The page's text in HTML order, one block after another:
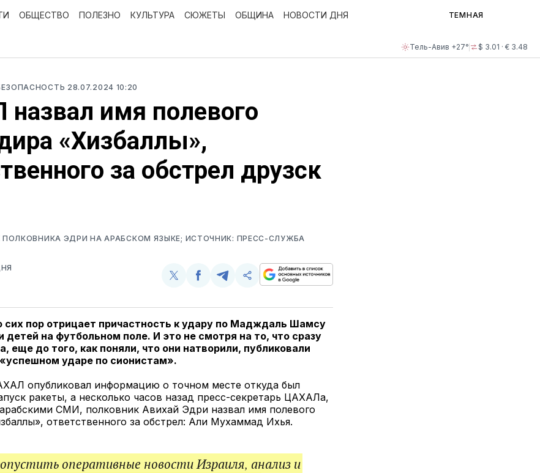
Тель-Авив +27° $ 3.01 · € 3.48
ОБЩЕСТВО ПОЛЕЗНО КУЛЬТУРА СЮЖЕТЫ ОБЩИНА НОВОСТИ ДНЯ ТЕМНАЯ
28.07.2024 10:20
имя полевого
«Хизбаллы»,
за обстрел друзск
ПОЛКОВНИКА ЭДРИ НА АРАБСКОМ ЯЗЫКЕ; ИСТОЧНИК: ПРЕСС-СЛУЖБА
Поделиться
Twitter
Поделиться
Facebook
Поделиться
Telegram
Скопируйте
поделитесь
сих пор отрицает причастность к удару по Мадждаль Шамсу
детей на футбольном поле. И это не смотря на то, что сразу
еще до того, как поняли, что они натворили, публиковали
ударе по сионистам».
опубликовал информацию о точном месте откуда был
ракеты, а несколько часов назад пресс-секретарь ЦАХАЛа,
СМИ, полковник Авихай Эдри назвал имя полевого
ответственного за обстрел: Али Мухаммад Ихья.
оперативные новости Израиля, анализ и